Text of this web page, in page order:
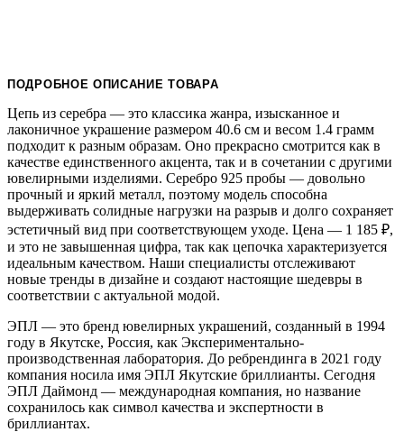
ПОДРОБНОЕ ОПИСАНИЕ ТОВАРА
Цепь из серебра — это классика жанра, изысканное и
лаконичное украшение размером 40.6 см и весом 1.4 грамм
подходит к разным образам. Оно прекрасно смотрится как в
качестве единственного акцента, так и в сочетании с другими
ювелирными изделиями. Серебро 925 пробы — довольно
прочный и яркий металл, поэтому модель способна
выдерживать солидные нагрузки на разрыв и долго сохраняет
эстетичный вид при соответствующем уходе. Цена — 1 185 ₽,
и это не завышенная цифра, так как цепочка характеризуется
идеальным качеством. Наши специалисты отслеживают
новые тренды в дизайне и создают настоящие шедевры в
соответствии с актуальной модой.
ЭПЛ — это бренд ювелирных украшений, созданный в 1994
году в Якутске, Россия, как Экспериментально-
производственная лаборатория. До ребрендинга в 2021 году
компания носила имя ЭПЛ Якутские бриллианты. Сегодня
ЭПЛ Даймонд — международная компания, но название
сохранилось как символ качества и экспертности в
бриллиантах.